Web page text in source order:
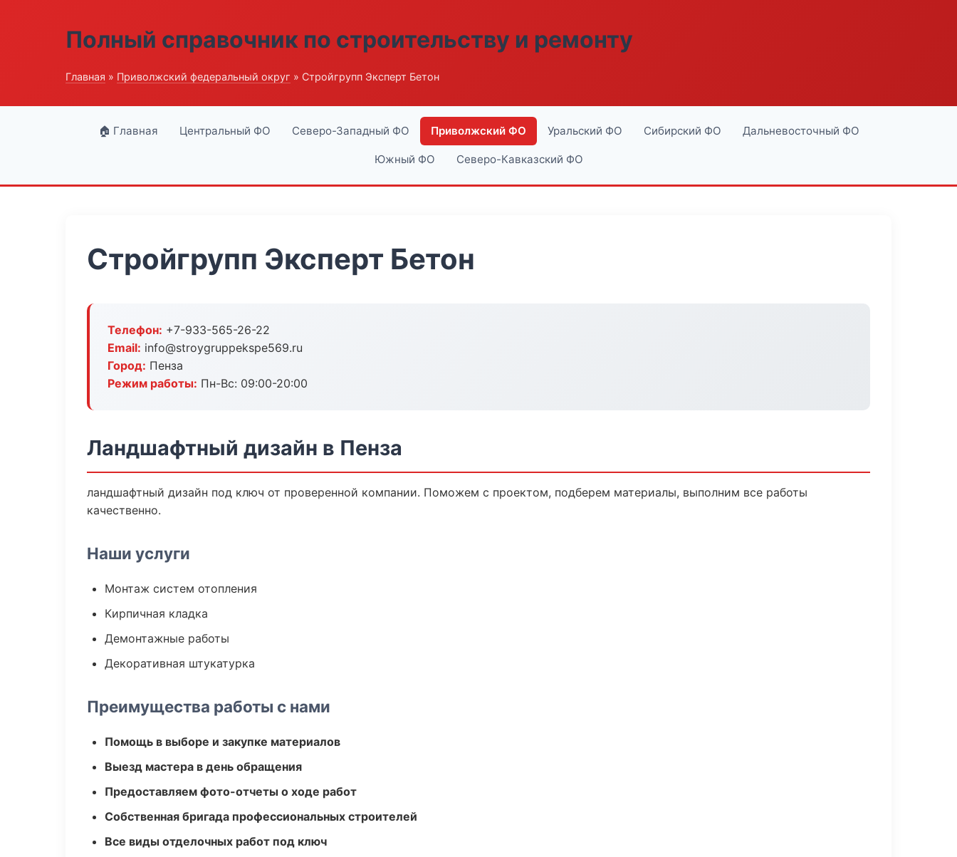
Полный справочник по строительству и ремонту
Главная » Приволжский федеральный округ » Стройгрупп Эксперт Бетон
🏠 Главная Центральный ФО Северо-Западный ФО Приволжский ФО Уральский ФО Сибирский ФО Дальневосточный ФО
Южный ФО Северо-Кавказский ФО
Стройгрупп Эксперт Бетон
Телефон: +7-933-565-26-22
Email: info@stroygruppekspe569.ru
Город: Пенза
Режим работы: Пн-Вс: 09:00-20:00
Ландшафтный дизайн в Пенза
ландшафтный дизайн под ключ от проверенной компании. Поможем с проектом, подберем материалы, выполним все работы
качественно.
Наши услуги
Монтаж систем отопления
Кирпичная кладка
Демонтажные работы
Декоративная штукатурка
Преимущества работы с нами
Помощь в выборе и закупке материалов
Выезд мастера в день обращения
Предоставляем фото-отчеты о ходе работ
Собственная бригада профессиональных строителей
Все виды отделочных работ под ключ